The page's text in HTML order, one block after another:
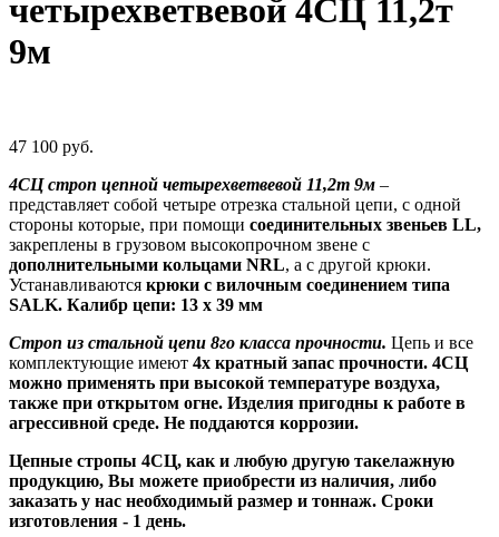
четырехветвевой 4СЦ 11,2т
9м
47 100 руб.
4СЦ строп цепной четырехветвевой 11,2т 9м –
представляет собой четыре отрезка стальной цепи, с одной
стороны которые, при помощи соединительных звеньев LL,
закреплены в грузовом высокопрочном звене с
дополнительными кольцами NRL, а с другой крюки.
Устанавливаются крюки с вилочным соединением типа
SALK. Калибр цепи: 13 х 39 мм
Строп из стальной цепи 8го класса прочности. Цепь и все
комплектующие имеют 4х кратный запас прочности. 4СЦ
можно применять при высокой температуре воздуха,
также при открытом огне. Изделия пригодны к работе в
агрессивной среде. Не поддаются коррозии.
Цепные стропы 4СЦ, как и любую другую такелажную
продукцию, Вы можете приобрести из наличия, либо
заказать у нас необходимый размер и тоннаж. Сроки
изготовления - 1 день.